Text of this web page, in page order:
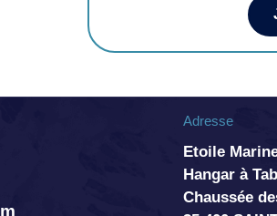
Adresse
Etoile
Hangar à
Chaussée